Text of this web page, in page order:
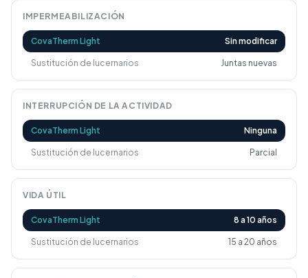
IMPERMEABILIZACIÓN
CovaTherm Light Sin modificar
Sustitución de lucernarios Juntas nuevas
INTERRUPCIÓN DE LA ACTIVIDAD
CovaTherm Light Ninguna
Sustitución de lucernarios Parcial
VIDA ÚTIL
CovaTherm Light 8 a 10 años
Sustitución de lucernarios 15 a 20 años